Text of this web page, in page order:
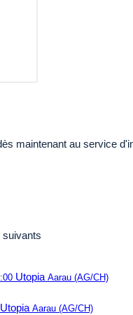
maintenant au service
Utopia Aarau (AG/CH)
Utopia Aarau (AG/CH)